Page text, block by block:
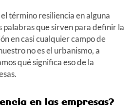
término resiliencia en alguna
palabras que sirven para definir la
en casi cualquier campo de
no es el urbanismo, a
qué significa eso de la
en las empresas?